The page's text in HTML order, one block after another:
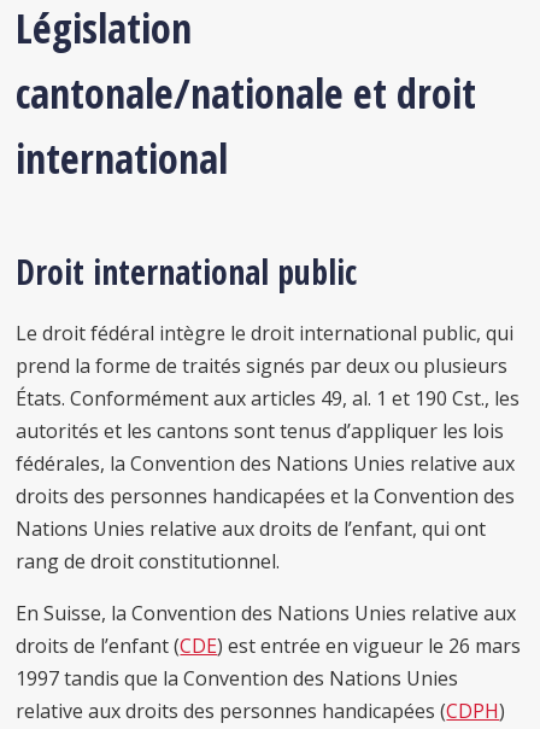
Législation
cantonale/nationale et droit
international
Droit international public
Le droit fédéral intègre le droit international public, qui
prend la forme de traités signés pardeux ou plusieurs
États. Conformément aux articles 49, al. 1 et 190 Cst., les
autorités et les cantons sont tenus d’appliquer les lois
fédérales, la Convention des Nations Unies relative aux
droits des personnes handicapées et la Convention des
Nations Unies relative aux droits de l’enfant, qui ont
rang de droit constitutionnel.
En Suisse, la Convention des Nations Unies relative aux
droits de l’enfant (CDE) est entrée en vigueur le 26 mars
1997 tandis que la Convention des Nations Unies
relative aux droits des personnes handicapées (CDPH)